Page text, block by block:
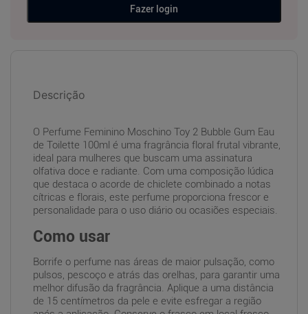
Fazer login
Descrição
O Perfume Feminino Moschino Toy 2 Bubble Gum Eau
de Toilette 100ml é uma fragrância floral frutal vibrante,
ideal para mulheres que buscam uma assinatura
olfativa doce e radiante. Com uma composição lúdica
que destaca o acorde de chiclete combinado a notas
cítricas e florais, este perfume proporciona frescor e
personalidade para o uso diário ou ocasiões especiais.
Como usar
Borrife o perfume nas áreas de maior pulsação, como
pulsos, pescoço e atrás das orelhas, para garantir uma
melhor difusão da fragrância. Aplique a uma distância
de 15 centímetros da pele e evite esfregar a região